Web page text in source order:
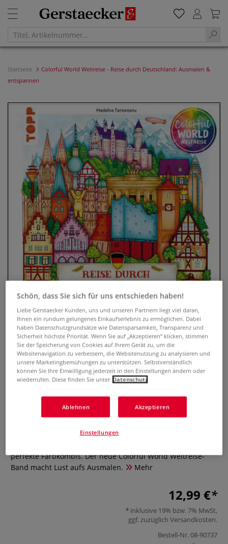
Startseite
Colorful World Weltreise - Reise durch Deutschland: Ausmalen &
entspannen
Colorful World Weltreise - Reise
durch Deutschland: Ausmalen &
entspannen
0 Bewertungen
der Lüneburger Heide bis zum Bodensee! Über 40 liebevoll
perfekte Farbkombis. Der neue Colorful World Weltreise-
Band macht Lust aufs Ausmalen.
Mehr
12,99 €
inklusive 19% bzw. 7% MwSt,
ggf. zuzüglich Versandkosten.
Bestell-Nr.08-90737
Schön, dass Sie sich für uns entschieden haben!
Liebe Gerstaecker Kunden, uns und unseren Partnern liegt viel daran,
Ihnen ein rundum gelungenes Einkaufserlebnis zu ermöglichen. Dabei
haben Datenschutzgrundsätze wie Datensparsamkeit, Transparenz und
Sicherheit höchste Priorität. Wenn Sie auf „Akzeptieren“ klicken, stimmen
Sie der Speicherung von Cookies auf Ihrem Gerät zu, um die
Websitenavigation zu verbessern, die Websitenutzung zu analysieren und
unsere Marketingbemühungen zu unterstützen. Selbstverständlich
können Sie Ihre Einwilligung jederzeit in den Einstellungen ändern oder
wiederrufen. Diese finden Sie unter Datenschutz
Ablehnen Akzeptieren
Einstellungen